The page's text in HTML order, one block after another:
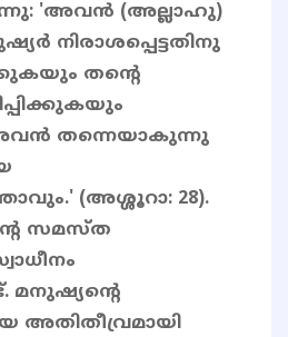
'അവൻ (അല്ലാഹു)
നിരാശപ്പെട്ടതിനു
തന്റെ
തന്നെയാകുന്നു
(അശ്ശൂറാ: 28).
സമസ്ത
അതിതീവ്രമായി